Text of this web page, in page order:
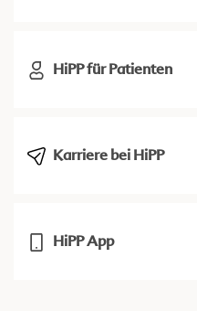
HiPP für Patienten
Karriere bei HiPP
HiPP App